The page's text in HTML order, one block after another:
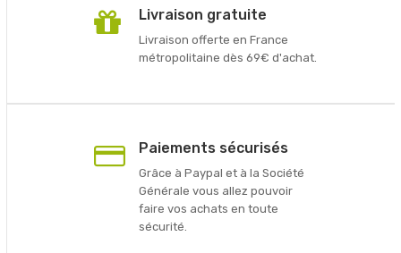
Livraison gratuite
Livraison offerte en France
métropolitaine dès 69€ d'achat.
Paiements sécurisés
Grâce à Paypal et à la Société
Générale vous allez pouvoir
faire vos achats en toute
sécurité.